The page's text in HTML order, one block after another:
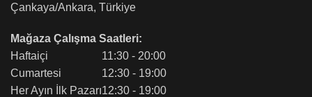
Çankaya/Ankara, Türkiye
Mağaza Çalışma Saatleri:
Haftaiçi
Cumartesi
Her Ayın İlk Pazarı
11:30 - 20:00
12:30 - 19:00
12:30 - 19:00